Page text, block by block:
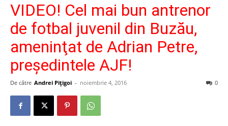
VIDEO! Cel mai bun antrenor
de fotbal juvenil din Buzău,
ameninţat de Adrian Petre,
preşedintele AJF!
De către Andrei Pițigoi - noiembrie 4, 2016 0